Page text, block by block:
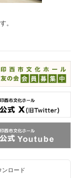
。
ンロード